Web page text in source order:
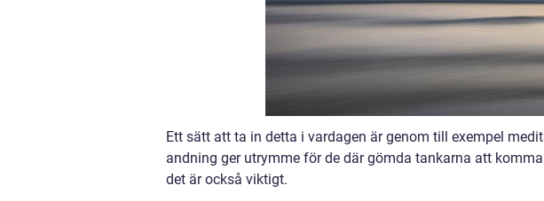
Ett sätt att ta in detta i vardagen är genom till exempel
andning ger utrymme för de där gömda tankarna att
det är också viktigt.